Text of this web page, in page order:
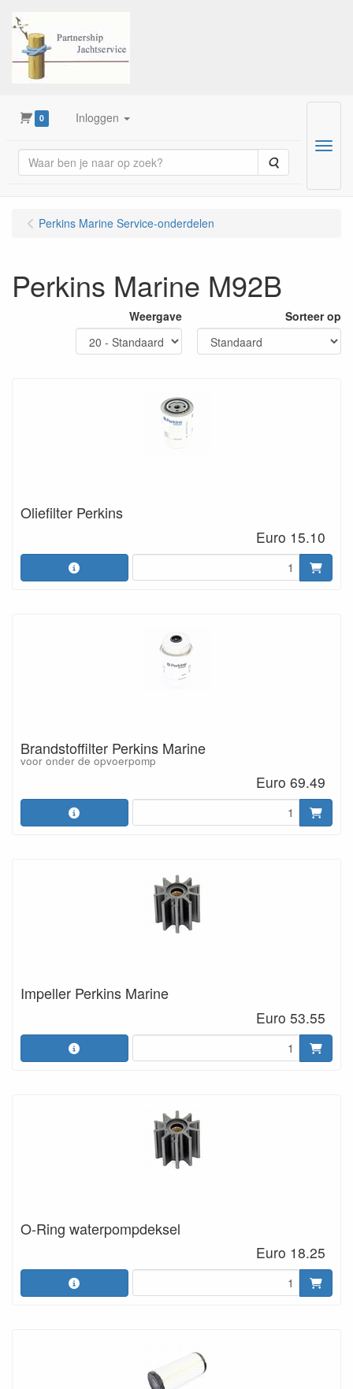
0 Inloggen
Zoeken
Menu
Perkins Marine Service-onderdelen
Perkins Marine M92B
Weergave Sorteer op
Oliefilter Perkins
Euro 15.10
Brandstoffilter Perkins Marine
voor onder de opvoerpomp
Euro 69.49
Impeller Perkins Marine
Euro 53.55
O-Ring waterpompdeksel
Euro 18.25